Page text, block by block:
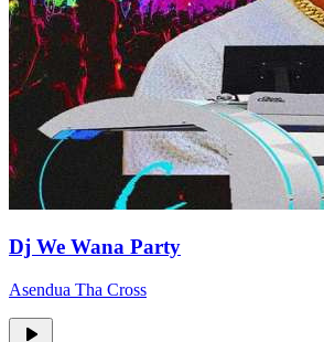
Dj We Wana Party
Asendua Tha Cross